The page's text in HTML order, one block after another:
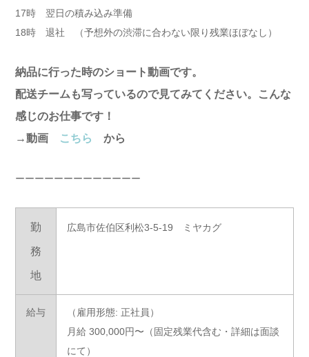
17時 翌日の積み込み準備
18時 退社 （予想外の渋滞に合わない限り残業ほぼなし）
納品に行った時のショート動画です。
配送チームも写っているので見てみてください。こんな
感じのお仕事です！
→動画
こちら から
ーーーーーーーーーーーーー
勤
務
地
広島市佐伯区利松3-5-19 ミヤカグ
給与
（雇用形態: 正社員）
月給 300,000円〜（固定残業代含む・詳細は面談
にて）